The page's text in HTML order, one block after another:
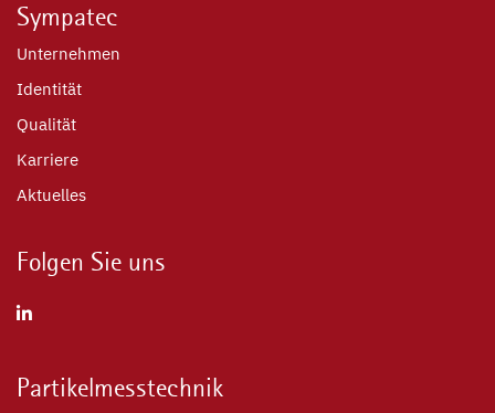
Sympatec
Unternehmen
Identität
Qualität
Karriere
Aktuelles
Folgen Sie uns
Partikelmesstechnik